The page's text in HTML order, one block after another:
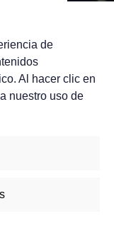
de
Al hacer clic en
nuestro uso de